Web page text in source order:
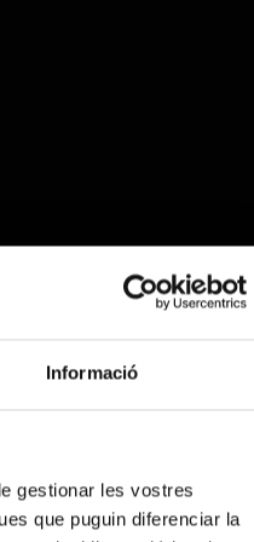
Informació
gestionar les vostres
que puguin diferenciar la